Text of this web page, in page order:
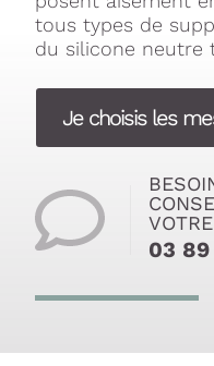
tous types de
du silicone neutre
Je choisis les
03